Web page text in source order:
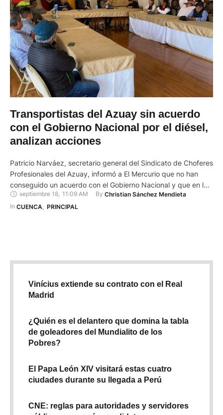
Transportistas del Azuay sin acuerdo
con el Gobierno Nacional por el diésel,
analizan acciones
Patricio Narváez, secretario general del Sindicato de Choferes
Profesionales del Azuay, informó a El Mercurio que no han
conseguido un acuerdo con el Gobierno Nacional y que en las
próximas horas definirán las acciones a seguir. Este gremio,
que agrupa a las siete ramas del transporte de pasajeros:
septiembre 18, 11:09 AM By Christian Sánchez Mendieta
In CUENCA PRINCIPAL
Vinícius extiende su contrato con el Real
Madrid
¿Quién es el delantero que domina la tabla
de goleadores del Mundialito de los
Pobres?
El Papa León XIV visitará estas cuatro
ciudades durante su llegada a Perú
CNE: reglas para autoridades y servidores